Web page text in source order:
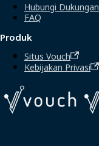
Hubungi Dukungan
FAQ
Produk
Situs Vouch
Kebijakan Privasi